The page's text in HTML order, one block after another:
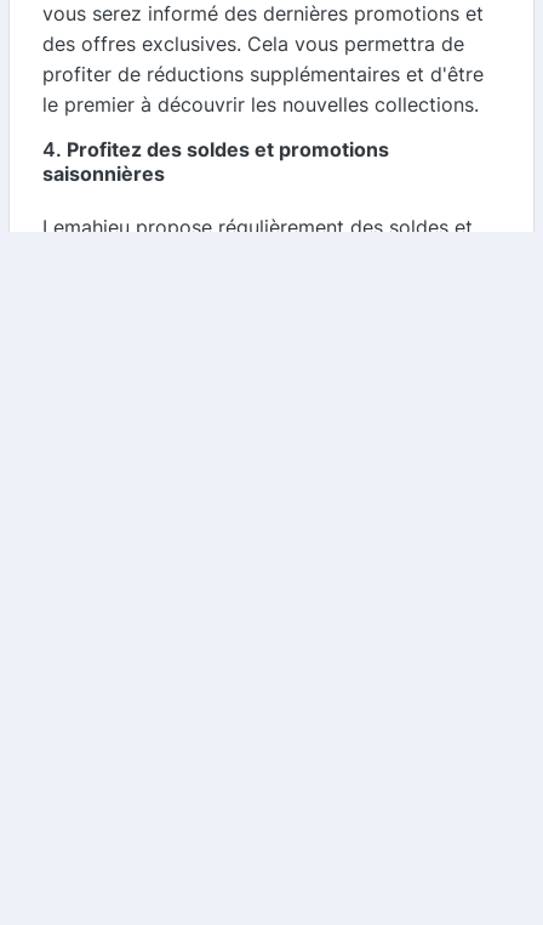
vous serez informé des dernières promotions et
des offres exclusives. Cela vous permettra de
profiter de réductions supplémentaires et d'être
le premier à découvrir les nouvelles collections.
4. Profitez des soldes et promotions
saisonnières
Lemahieu propose régulièrement des soldes et